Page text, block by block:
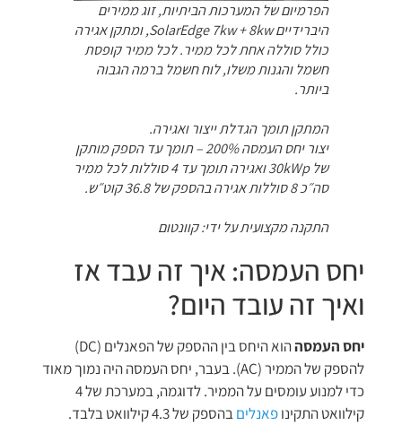
הפרמיום של המערכות הביתיות, זוג ממירים
היברידיים SolarEdge 7kw + 8kw, ומתקן אגירה
כולל סוללה אחת לכל ממיר. לכל ממיר קופסת
חשמל והגנות משלו, לוח חשמל ברמה הגבוה
ביותר.
המתקן תומך הגדלת ייצור ואגירה.
יצור יחס העמסה 200% – תומך עד הספק מותקן
של 30kWp ואגירה תומך עד 4 סוללות לכל ממיר
סה״כ 8 סוללות אגירה בהספק של 36.8 קוט״ש.
התקנה מקצועית על ידי: קוונטום
יחס העמסה: איך זה עבד אז
ואיך זה עובד היום?
יחס העמסה
הוא היחס בין ההספק של הפאנלים (DC)
להספק של הממיר (AC). בעבר, יחס העמסה היה נמוך מאוד
כדי למנוע עומסים על הממיר. לדוגמה, במערכת של 4
קילוואט התקינופאנלים
בהספק של 4.3 קילוואט בלבד.